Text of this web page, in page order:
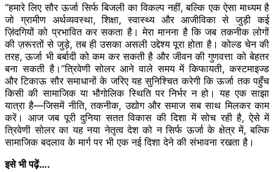
“हमारे लिए सौर ऊर्जा सिर्फ बिजली का विकल्प नहीं, बल्कि एक ऐसा माध्यम है
जो ग्रामीण अर्थव्यवस्था, शिक्षा, स्वास्थ्य और आजीविका से जुड़ी कई
ज़िंदगियों को प्रभावित कर सकता है। मेरा मानना है कि जब तकनीक लोगों
की ज़रूरतों से जुड़े, तब ही उसका असली उद्देश्य पूरा होता है। कोल्ड चेन की
तरह, ऊर्जा भी बर्बादी को कम कर सकती है और जीवन की गुणवत्ता को बेहतर
बना सकती है।”त्रिवेणी सोलर आने वाले समय में किफायती, कस्टमाइज्ड
और टिकाऊ सौर समाधानों के जरिए यह सुनिश्चित करेगी कि ऊर्जा तक पहुँच
किसी की सामाजिक या भौगोलिक स्थिति पर निर्भर न हो। यह एक साझा
यात्रा है—जिसमें नीति, तकनीक, उद्योग और समाज सब साथ मिलकर काम
करें। आज जब पूरी दुनिया सतत विकास की दिशा में सोच रही है, ऐसे में
त्रिवेणी सोलर का यह नया नेतृत्व देश को न सिर्फ ऊर्जा के क्षेत्र में, बल्कि
सामाजिक बदलाव के मार्ग पर भी एक नई दिशा देने की संभावना रखता है।
इसे भी पढ़ें….